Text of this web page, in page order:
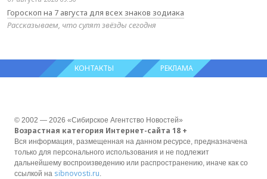
Гороскоп на 7 августа для всех знаков зодиака
Рассказываем, что сулят звёзды сегодня
КОНТАКТЫ РЕКЛАМА
© 2002 — 2026 «Сибирское Агентство Новостей»
Возрастная категория Интернет-сайта 18 +
Вся информация, размещенная на данном ресурсе, предназначена
только для персонального использования и не подлежит
дальнейшему воспроизведению или распространению, иначе как со
ссылкой на sibnovosti.ru